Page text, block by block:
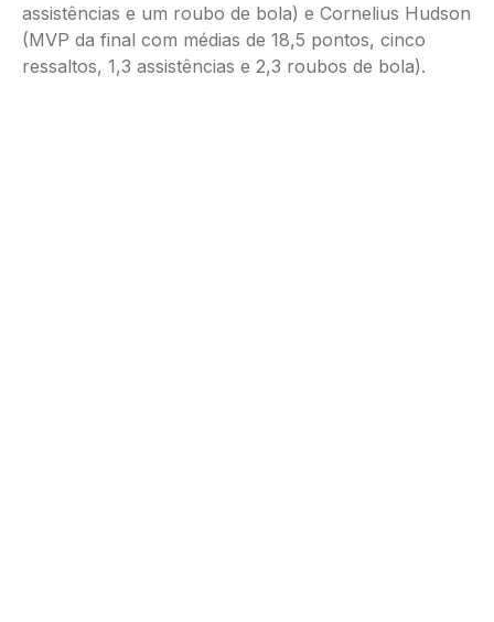
assistências e um roubo de bola) e Cornelius Hudson
(MVP da final com médias de 18,5 pontos, cinco
ressaltos, 1,3 assistências e 2,3 roubos de bola).